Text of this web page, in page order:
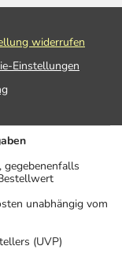
widerrufen
Einstellungen
unabhängig vom
(UVP)